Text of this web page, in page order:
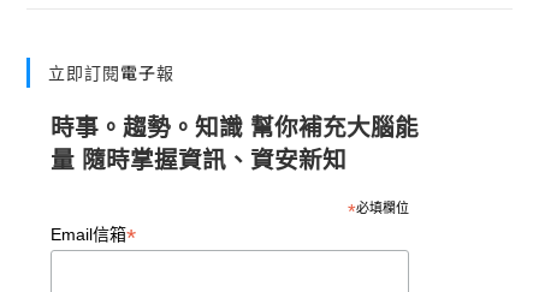
立即訂閱電子報
時事。趨勢。知識 幫你補充大腦能
量 隨時掌握資訊、資安新知
*必填欄位
Email信箱*